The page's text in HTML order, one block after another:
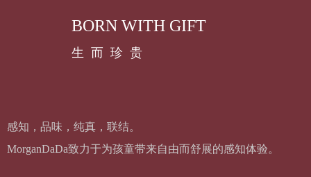
BORN WITH GIFT
感知，品味，纯真，联结。
MorganDaDa致力于为孩童带来自由而舒展的感知体验。
生而珍贵